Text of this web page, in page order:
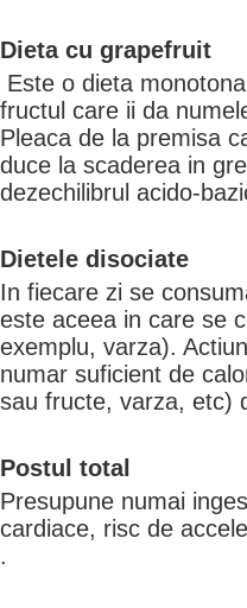
Dieta cu grapefruit
Este o dieta
fructul care ii da
Pleaca de la premisa
duce la scaderea in
dezechilibrul acido-
Dietele disociate
In fiecare zi se
este aceea in care se
exemplu, varza).
numar suficient de
sau fructe, varza, etc)
Postul total
Presupune numai
cardiace, risc de
.